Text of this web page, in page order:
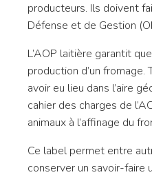
producteurs. Ils doivent
Défense et de Gestion
L’AOP laitière garantit
production d’un
avoir eu lieu dans l’aire
cahier des charges de
animaux à l’affinage du
Ce label permet entre
conserver un savoir-faire